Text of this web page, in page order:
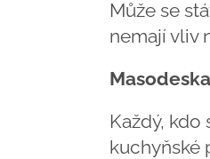
Může se
nemají vliv
Každý,
kuchyňské